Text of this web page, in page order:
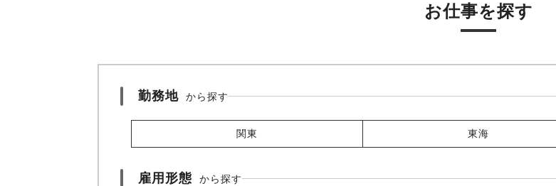
お仕事を探す
勤務地 から探す
関東 東海
雇用形態 から探す